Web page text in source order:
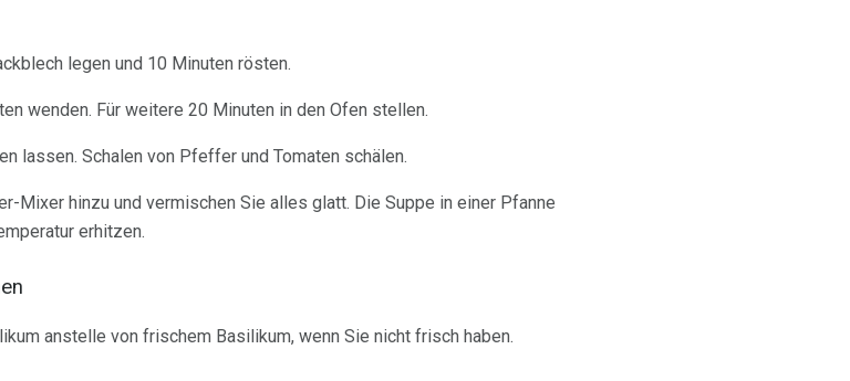
legen und 10 Minuten rösten.
wenden. Für weitere 20 Minuten in den Ofen stellen.
lassen. Schalen von Pfeffer und Tomaten schälen.
Mixer hinzu und vermischen Sie alles glatt. Die Suppe in einer Pfanne
erhitzen.
anstelle von frischem Basilikum, wenn Sie nicht frisch haben.